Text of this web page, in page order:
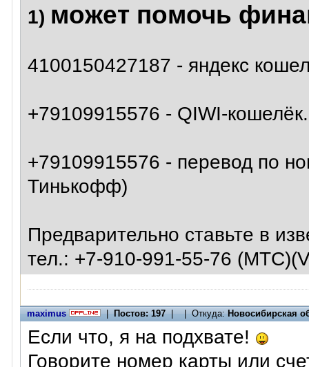
1) может помочь
4100150427187 - яндекс
+79109915576 - QIWI-кошелёк.
+79109915576 - перевод по
Тинькофф)
Предварительно ставьте в
тел.: +7-910-991-55-76
maximus |Постов: 197| | Откуда:Новосибирская
Если что, я на подхвате!
Говорите номер карты или